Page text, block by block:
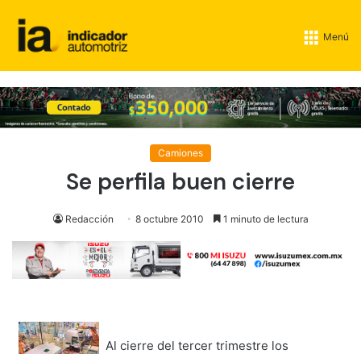
Menú
Camiones
Se perfila buen cierre
Redacción 8 octubre 2010 1 minuto de lectura
Al cierre del tercer trimestre los